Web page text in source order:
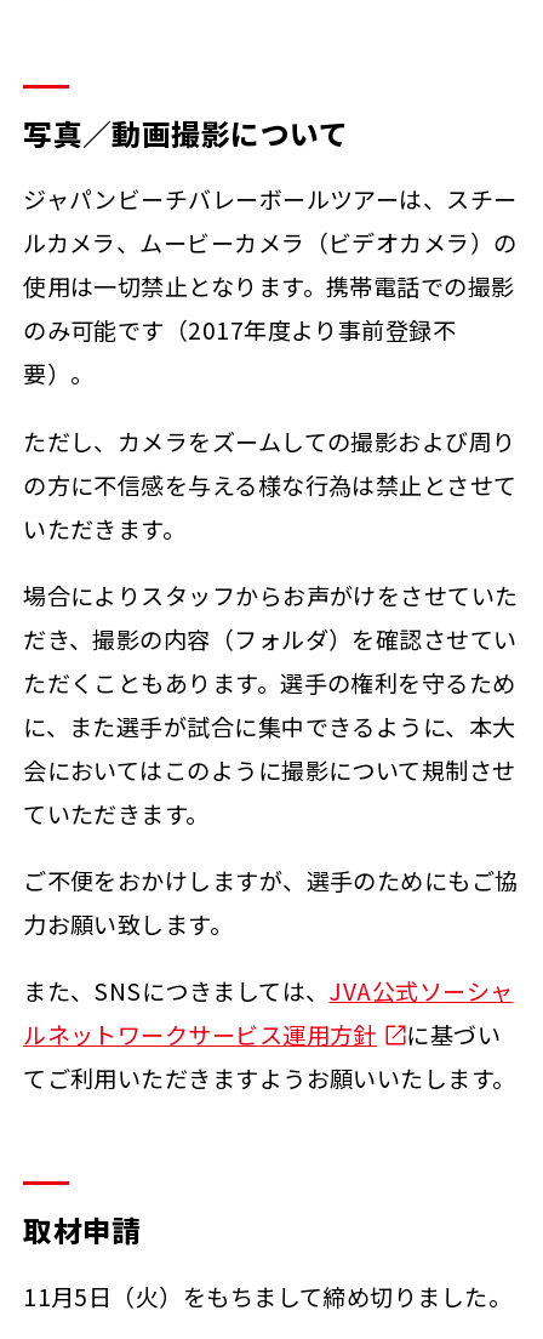
写真／動画撮影について
ジャパンビーチバレーボールツアーは、スチー
ルカメラ、ムービーカメラ（ビデオカメラ）の
使用は一切禁止となります。携帯電話での撮影
のみ可能です（2017年度より事前登録不
要）。
ただし、カメラをズームしての撮影および周り
の方に不信感を与える様な行為は禁止とさせて
いただきます。
場合によりスタッフからお声がけをさせていた
だき、撮影の内容（フォルダ）を確認させてい
ただくこともあります。選手の権利を守るため
に、また選手が試合に集中できるように、本大
会においてはこのように撮影について規制させ
ていただきます。
ご不便をおかけしますが、選手のためにもご協
力お願い致します。
また、SNSにつきましては、 JVA公式ソーシャ
ルネットワークサービス運用方針
に基づい
てご利用いただきますようお願いいたします。
取材申請
11月5日（火）をもちまして締め切りました。